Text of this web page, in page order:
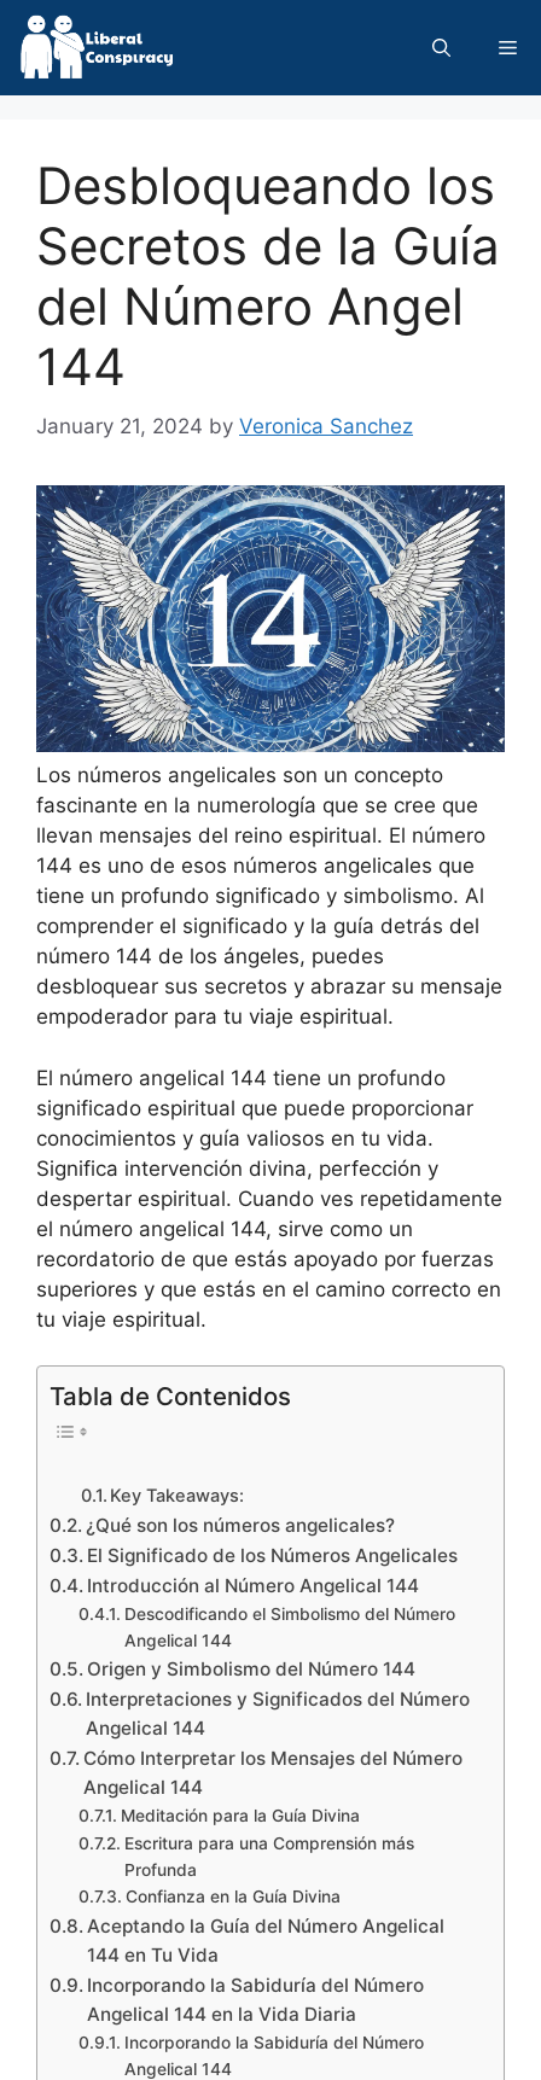
Skip
content
Desbloqueando los
Secretos de la Guía
del Número Angel
144
January 21, 2024 by Veronica Sanchez
Los números angelicales son un concepto
fascinante en la numerología que se cree que
llevan mensajes del reino espiritual. El número
144 es uno de esos números angelicales que
tiene un profundo significado y simbolismo. Al
comprender el significado y la guía detrás del
número 144 de los ángeles, puedes
desbloquear sus secretos y abrazar su mensaje
empoderador para tu viaje espiritual.
El número angelical 144 tiene un profundo
significado espiritual que puede proporcionar
conocimientos y guía valiosos en tu vida.
Significa intervención divina, perfección y
despertar espiritual. Cuando ves repetidamente
el número angelical 144, sirve como un
recordatorio de que estás apoyado por fuerzas
superiores y que estás en el camino correcto en
tu viaje espiritual.
Tabla de Contenidos
Key Takeaways:
¿Qué son los números angelicales?
El Significado de los Números Angelicales
Introducción al Número Angelical 144
Descodificando el Simbolismo del Número
Angelical 144
Origen y Simbolismo del Número 144
Interpretaciones y Significados del Número
Angelical 144
Cómo Interpretar los Mensajes del Número
Angelical 144
Meditación para la Guía Divina
Escritura para una Comprensión más
Profunda
Confianza en la Guía Divina
Aceptando la Guía del Número Angelical
144 en Tu Vida
Incorporando la Sabiduría del Número
Angelical 144 en la Vida Diaria
Incorporando la Sabiduría del Número
Angelical 144